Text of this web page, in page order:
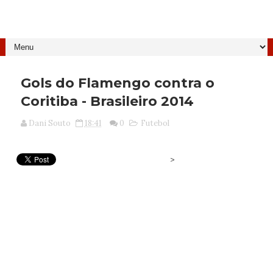
Gols do Flamengo contra o
Coritiba - Brasileiro 2014
Dani Souto 18:41 0 Futebol
>